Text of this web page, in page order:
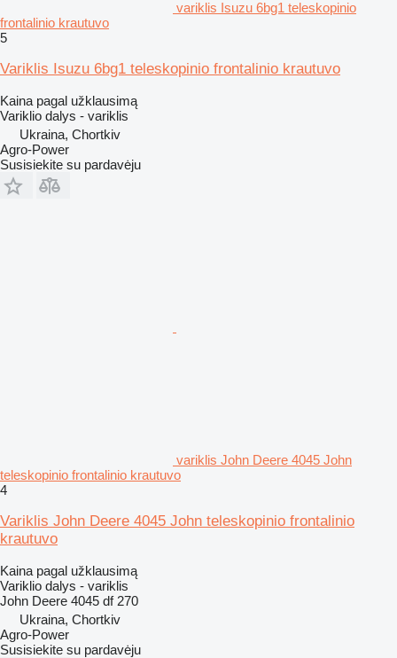
variklis Isuzu 6bg1 teleskopinio
frontalinio krautuvo
5
Variklis Isuzu 6bg1 teleskopinio frontalinio krautuvo
Kaina pagal užklausimą
Variklio dalys - variklis
Ukraina, Chortkiv
Agro-Power
Susisiekite su pardavėju
variklis John Deere 4045 John
teleskopinio frontalinio krautuvo
4
Variklis John Deere 4045 John teleskopinio frontalinio
krautuvo
Kaina pagal užklausimą
Variklio dalys - variklis
John Deere 4045 df 270
Ukraina, Chortkiv
Agro-Power
Susisiekite su pardavėju